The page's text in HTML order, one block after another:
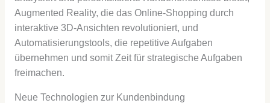
Augmented Reality, die das Online-Shopping durch
interaktive 3D-Ansichten revolutioniert, und
Automatisierungstools, die repetitive Aufgaben
übernehmen und somit Zeit für strategische Aufgaben
freimachen.
Neue Technologien zur Kundenbindung